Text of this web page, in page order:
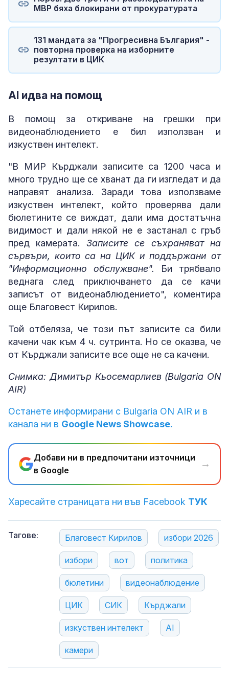
МВР бяха блокирани от прокуратурата
131 мандата за "Прогресивна България" -
повторна проверка на изборните
резултати в ЦИК
AI идва на помощ
В помощ за откриване на грешки при
видеонаблюдението е бил използван и
изкуствен интелект.
"В МИР Кърджали записите са 1200 часа и
много трудно ще се хванат да ги изгледат и да
направят анализа. Заради това използваме
изкуствен интелект, който проверява дали
бюлетините се виждат, дали има достатъчна
видимост и дали някой не е застанал с гръб
пред камерата. Записите се съхраняват на
сървъри, които са на ЦИК и поддържани от
"Информационно обслужване". Би трябвало
веднага след приключването да се качи
записът от видеонаблюдението", коментира
още Благовест Кирилов.
Той отбеляза, че този път записите са били
качени чак към 4 ч. сутринта. Но се оказва, че
от Кърджали записите все още не са качени.
Снимка: Димитър Кьосемарлиев (Bulgaria ON
AIR)
Останете информирани с Bulgaria ON AIR и в
канала ни в Google News Showcase.
Добави ни в предпочитани източници
в Google
→
Харесайте страницата ни във Facebook ТУК
Тагове: Благовест Кирилов избори 2026
избори вот политика
бюлетини видеонаблюдение
ЦИК СИК Кърджали
изкуствен интелект AI
камери